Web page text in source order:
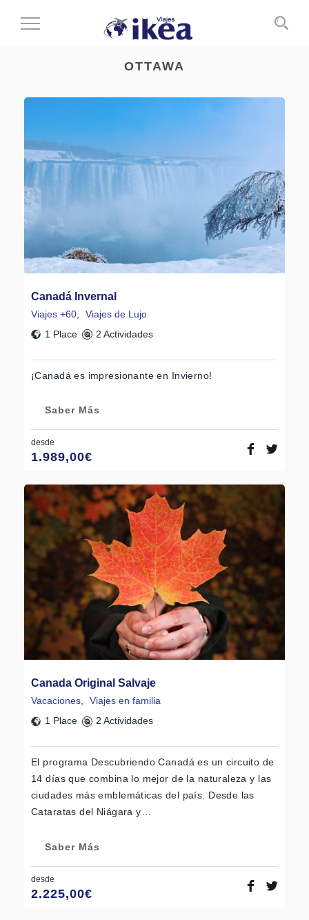
Cambiar
OTTAWA
Canadá Invernal
Viajes +60
Viajes de Lujo
1 Place
2 Actividades
¡Canadá es impresionante en Invierno!
Saber Más
desde
1.989,00€
Canada Original Salvaje
Vacaciones,
Viajes en familia
1 Place
2 Actividades
El programa Descubriendo Canadá es un circuito de
14 días que combina lo mejor de la naturaleza y las
ciudades más emblemáticas del país. Desde las
Cataratas del Niágara y…
Saber Más
desde
2.225,00€